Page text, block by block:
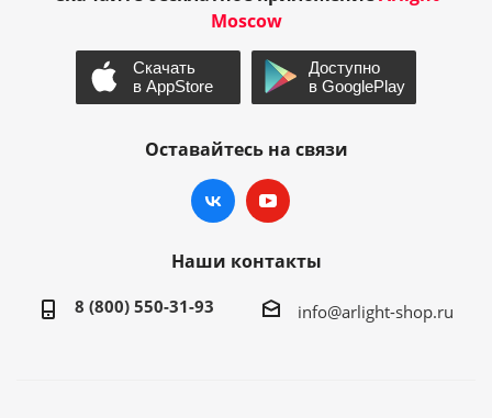
Moscow
Оставайтесь на связи
Наши контакты
8 (800) 550-31-93 info@arlight-shop.ru